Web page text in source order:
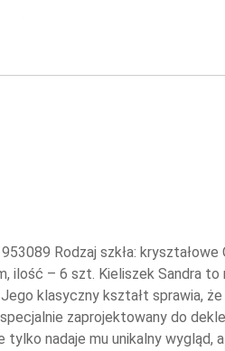
Rodzaj szkła:
ilość – 6 szt. Kieliszek Sandra
klasyczny kształt sprawia,
zaprojektowany do
tylko nadaje mu unikalny